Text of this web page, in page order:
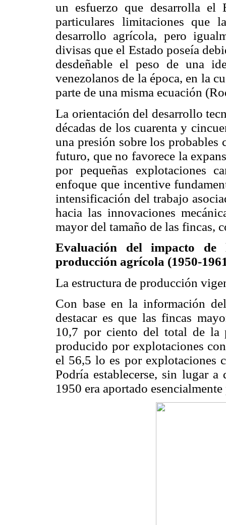
un esfuerzo que desarrolla el
particulares limitaciones que
desarrollo agrícola, pero
divisas que el Estado poseía
desdeñable el peso de una
venezolanos de la época, en la
parte de una misma ecuación
La orientación del desarrollo
décadas de los cuarenta y
una presión sobre los probables
futuro, que no favorece la
por pequeñas explotaciones
enfoque que incentive
intensificación del trabajo
hacia las innovaciones
mayor del tamaño de las fincas,
Evaluación del impacto
producción agrícola (1950-
La estructura de producción
Con base en la información
destacar es que las fincas
10,7 por ciento del total de la
producido por explotaciones
el 56,5 lo es por explotaciones
Podría establecerse, sin lugar
1950 era aportado